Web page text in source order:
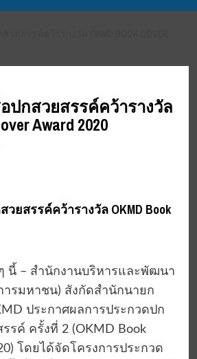
ปกสวยสรรค์คว้ารางวัล
Award 2020
ยสรรค์คว้ารางวัล OKMD Book
ๆ นี้ – สำนักงานบริหารและพัฒนา
ารมหาชน) สังกัดสำนักนายก
ประกาศผลการประกวดปก
รค์ ครั้งที่ 2 (OKMD Book
โดยได้จัดโครงการประกวด